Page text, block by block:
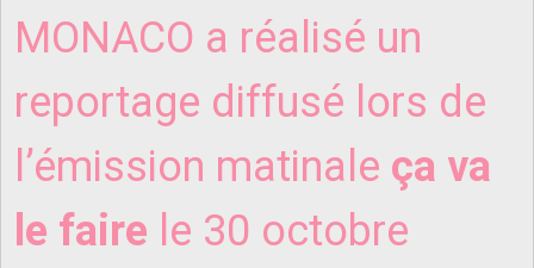
MONACO a réalisé un
reportage diffusé lors de
l’émission matinale ça va
le faire le 30 octobre